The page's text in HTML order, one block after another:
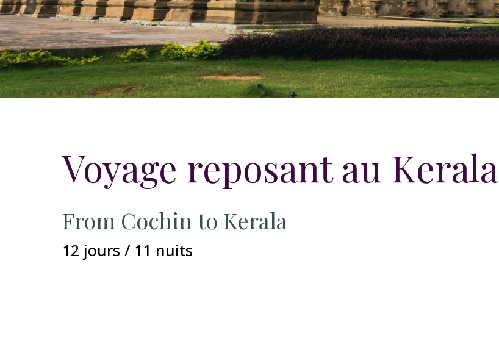
Voyage reposant au Kerala
From Cochin to Kerala
12 jours / 11 nuits